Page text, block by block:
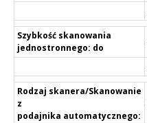
Szybkość skanowania
jednostronnego: do
Rodzaj skanera/Skanowanie
z
podajnika automatycznego: